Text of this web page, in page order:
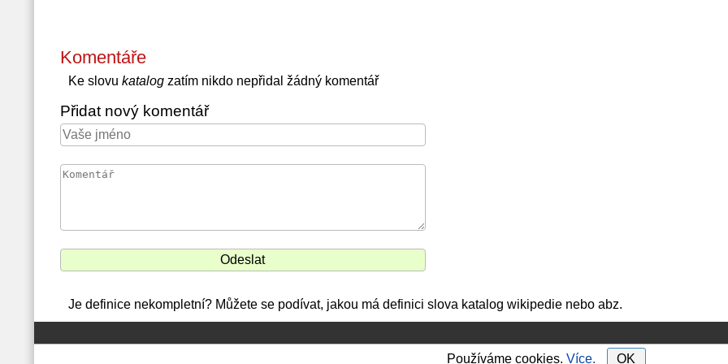
Komentáře
Ke slovu katalogzatím nikdo nepřidal žádný komentář
Přidat nový komentář
Je definice nekompletní? Můžete se podívat, jakou má definici slova katalog wikipedie nebo abz.
Používáme cookies. Více. OK